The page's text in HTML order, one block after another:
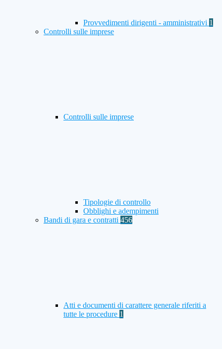
Provvedimenti dirigenti - amministrativi 1
Controlli sulle imprese
Controlli sulle imprese
Tipologie di controllo
Obblighi e adempimenti
Bandi di gara e contratti 456
Atti e documenti di carattere generale riferiti a
tutte le procedure 1